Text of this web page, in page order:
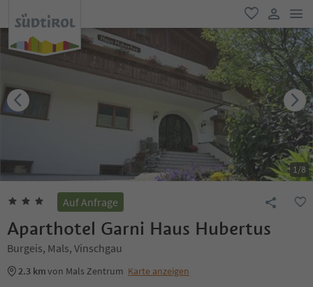
favorit
user link
1/8
Auf Anfrage
Aparthotel Garni Haus Hubertus
Burgeis, Mals, Vinschgau
2.3 kmvon Mals Zentrum Karte anzeigen